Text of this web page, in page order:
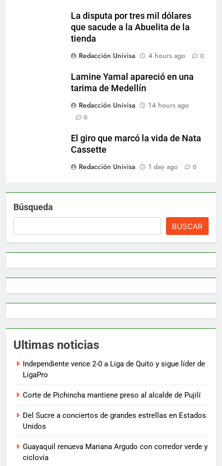
La disputa por tres mil dólares
que sacude a la Abuelita de la
tienda
Redacción Univisa
4 hours ago 0
Lamine Yamal apareció en una
tarima de Medellín
Redacción Univisa
14 hours ago
0
El giro que marcó la vida de Nata
Cassette
Redacción Univisa
1 day ago 0
Búsqueda
BUSCAR
Ultimas noticias
Independiente vence 2-0 a Liga de Quito y sigue líder de
LigaPro
Corte de Pichincha mantiene preso al alcalde de Pujilí
Del Sucre a conciertos de grandes estrellas en Estados
Unidos
Guayaquil renueva Mariana Argudo con corredor verde y
ciclovía